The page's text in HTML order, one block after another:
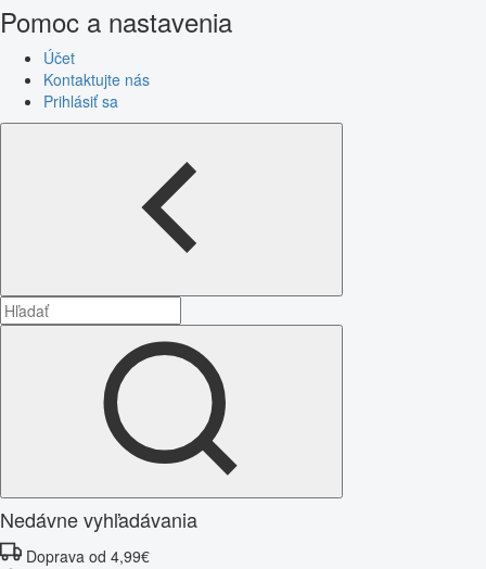
Pomoc a nastavenia
Účet
Kontaktujte nás
Prihlásiť sa
Nedávne vyhľadávania
Doprava od 4,99€